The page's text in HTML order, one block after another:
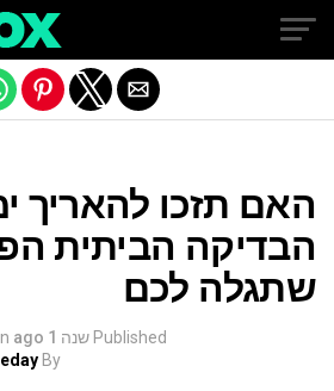
האם תזכו להאריך
הבדיקה הביתית
שתגלה לכם
Published שנה 1 ago
By
mobile version